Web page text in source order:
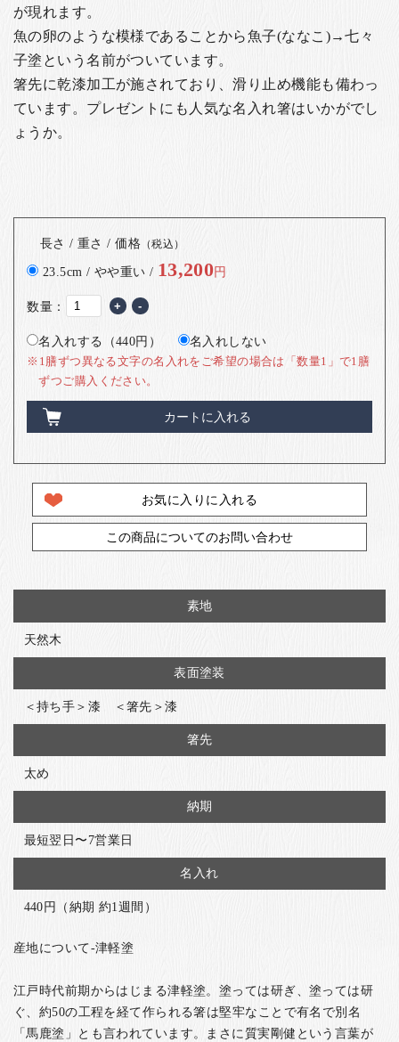
が現れます。
魚の卵のような模様であることから魚子(ななこ)→七々
子塗という名前がついています。
箸先に乾漆加工が施されており、滑り止め機能も備わっ
ています。 プレゼントにも人気な名入れ箸はいかがでし
ょうか。
長さ / 重さ / 価格 （税込）
23.5cm / やや重い / 13,200円
数量： + -
名入れする（440円） 名入れしない
※1膳ずつ異なる文字の名入れをご希望の場合は「数量1」で1膳
ずつご購入ください。
カートに入れる
お気に入りに入れる
この商品についてのお問い合わせ
素地
天然木
表面塗装
＜持ち手＞漆 ＜箸先＞漆
箸先
太め
納期
最短翌日〜7営業日
名入れ
440円（納期 約1週間）
産地について-津軽塗
江戸時代前期からはじまる津軽塗。塗っては研ぎ、塗っては研
ぐ、約50の工程を経て作られる箸は堅牢なことで有名で別名
「馬鹿塗」とも言われています。まさに質実剛健という言葉が